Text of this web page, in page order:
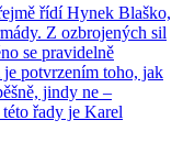
řídí Hynek Blaško,
Z ozbrojených sil
se pravidelně
potvrzením toho, jak
jindy ne –
řady je Karel